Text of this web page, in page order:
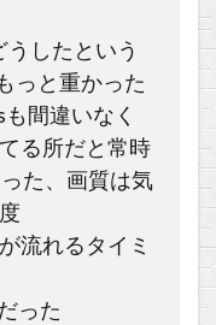
したという
っと重かった
間違いなく
る所だと常時
た、画質は気
流れるタイミ
った